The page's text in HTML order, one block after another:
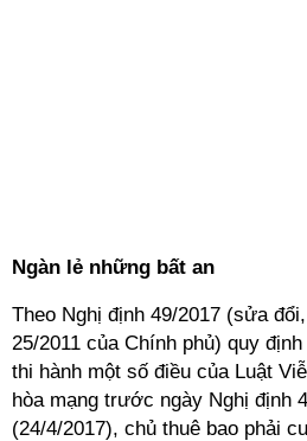
Ngàn lẻ những bất an
Theo Nghị định 49/2017 (sửa
25/2011 của Chính phủ) quy
thi hành một số điều của Luật
hòa mạng trước ngày Nghị định
(24/4/2017), chủ thuê bao phải